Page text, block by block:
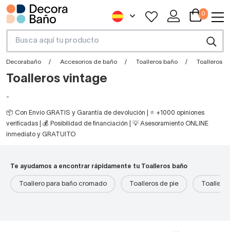
0
Decorabaño Accesorios de baño Toalleros baño Toalleros
Toalleros vintage
-
📦 Con Envío GRATIS y Garantía de devolución | ⭐ +1000 opiniones
verificadas | 💰 Posibilidad de financiación | 💡 Asesoramiento ONLINE
inmediato y GRATUITO
Te ayudamos a encontrar rápidamente tu Toalleros baño
Toallero para baño cromado Toalleros de pie